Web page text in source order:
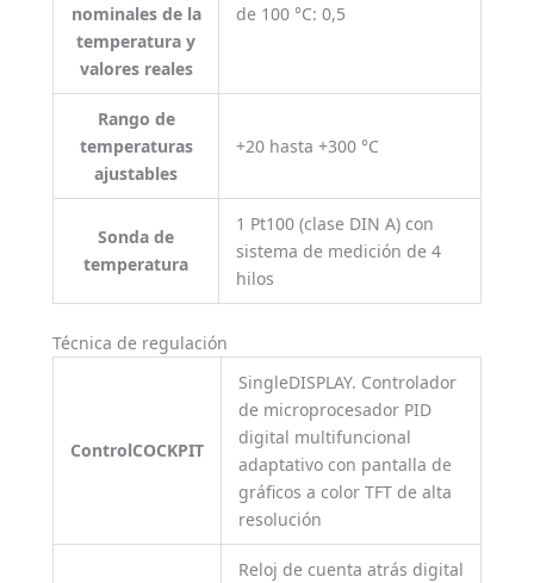
nominales de la
temperatura y
valores reales
de 100 °C: 0,5
Rango de
temperaturas
ajustables
+20 hasta +300 °C
Sonda de
temperatura
1 Pt100 (clase DIN A) con
sistema de medición de 4
hilos
Técnica de regulación
ControlCOCKPIT
SingleDISPLAY. Controlador
de microprocesador PID
digital multifuncional
adaptativo con pantalla de
gráficos a color TFT de alta
resolución
Reloj de cuenta atrás digital